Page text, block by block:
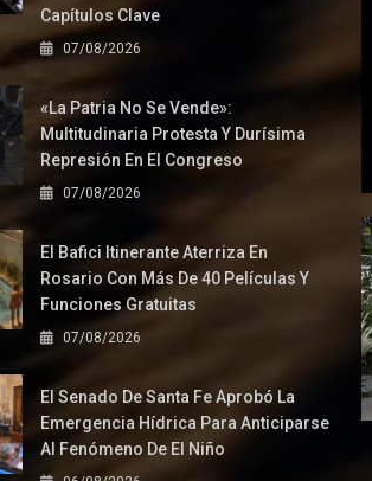
Capítulos Clave
07/08/2026
«La Patria No Se Vende»:
Multitudinaria Protesta Y Durísima
Represión En El Congreso
07/08/2026
El Bafici Itinerante Aterriza En
Rosario Con Más De 40 Películas Y
Funciones Gratuitas
07/08/2026
El Senado De Santa Fe Aprobó La
Emergencia Hídrica Para Anticiparse
Al Fenómeno De El Niño